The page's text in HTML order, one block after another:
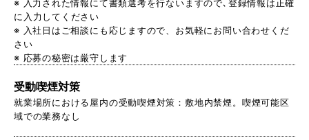
※ 入力された情報にて書類選考を行ないますので､登録情報は正確
に入力してください
※ 入社日はご相談にも応じますので、お気軽にお問い合わせくだ
さい
※ 応募の秘密は厳守します
受動喫煙対策
就業場所における屋内の受動喫煙対策：敷地内禁煙。喫煙可能区
域での業務なし